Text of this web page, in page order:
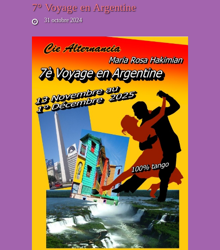
7° Voyage en Argentine
31 octobre 2024